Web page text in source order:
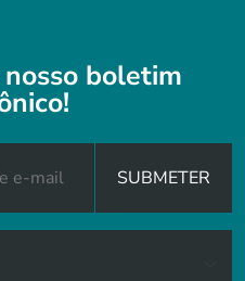
boletim
SUBMETER